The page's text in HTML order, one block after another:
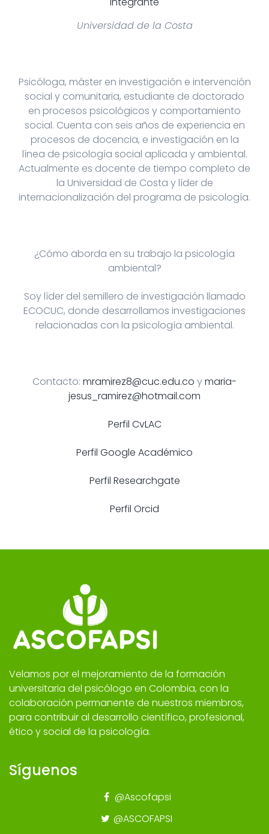
Universidad de la Costa
Psicóloga, máster en investigación e intervención
social y comunitaria, estudiante de doctorado
en procesos psicológicos y comportamiento
social. Cuenta con seis años de experiencia en
procesos de docencia, e investigación en la
línea de psicología social aplicada y ambiental.
Actualmente es docente de tiempo completo de
la Universidad de Costa y líder de
internacionalización del programa de psicología.
¿Cómo aborda en su trabajo la psicología
ambiental?
Soy líder del semillero de investigación llamado
ECOCUC, donde desarrollamos investigaciones
relacionadas con la psicología ambiental.
Contacto: mramirez8@cuc.edu.co y ​​maria-
jesus_ramirez@hotmail.com
Perfil CvLAC
Perfil Google Académico
Perfil Researchgate
Perfil Orcid
Velamos por el mejoramiento de la formación
universitaria del psicólogo en Colombia, con la
colaboración permanente de nuestros miembros,
para contribuir al desarrollo científico, profesional,
ético y social de la psicología.
Síguenos
@Ascofapsi
@ASCOFAPSI